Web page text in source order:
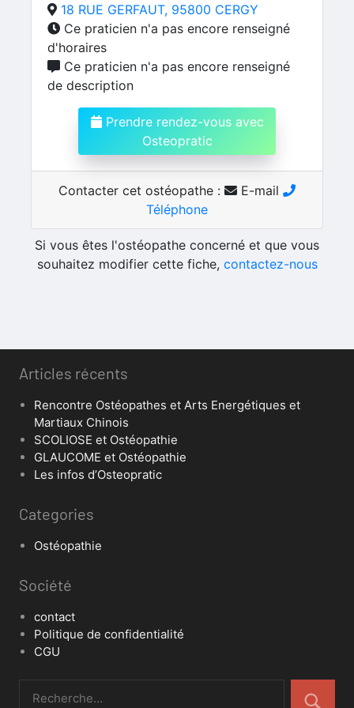
18 RUE GERFAUT, 95800 CERGY
Ce praticien n'a pas encore renseigné
d'horaires
Ce praticien n'a pas encore renseigné
de description
Prendre rendez-vous avec
Osteopratic
Contacter cet ostéopathe :
E-mail
Téléphone
Si vous êtes l'ostéopathe concerné et que vous
souhaitez modifier cette fiche, contactez-nous
Articles récents
Rencontre Ostéopathes et Arts Energétiques et
Martiaux Chinois
SCOLIOSE et Ostéopathie
GLAUCOME et Ostéopathie
Les infos d’Osteopratic
Categories
Ostéopathie
Société
contact
Politique de confidentialité
CGU